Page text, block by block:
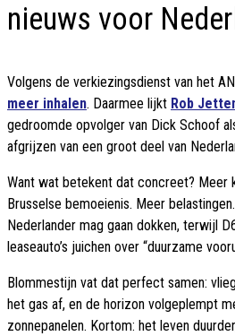
nieuws voor
Volgens de verkiezingsdienst van het
meer inhalen. Daarmee lijkt Rob
gedroomde opvolger van Dick Schoof
afgrijzen van een groot deel van
Want wat betekent dat concreet? Meer
Brusselse bemoeienis. Meer
Nederlander mag gaan dokken, terwijl
leaseauto’s juichen over “duurzame
Blommestijn vat dat perfect samen:
het gas af, en de horizon volgeplempt
zonnepanelen. Kortom: het leven